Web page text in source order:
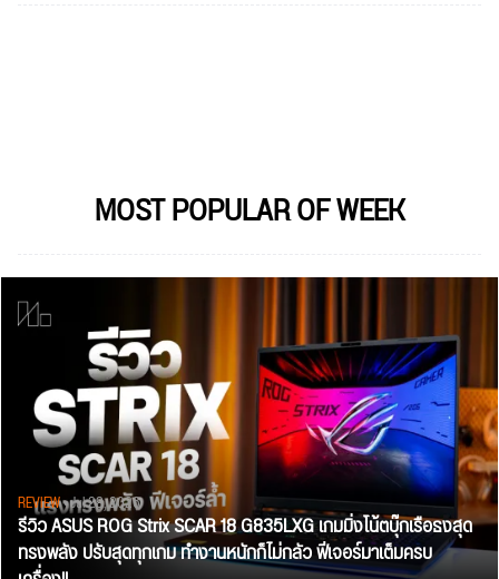
MOST POPULAR OF WEEK
REVIEW• Jul 28, 2026
รีวิว ASUS ROG Strix SCAR 18 G835LXG เกมมิ่งโน้ตบุ๊กเรือธงสุด
ทรงพลัง ปรับสุดทุกเกม ทำงานหนักก็ไม่กลัว ฟีเจอร์มาเต็มครบ